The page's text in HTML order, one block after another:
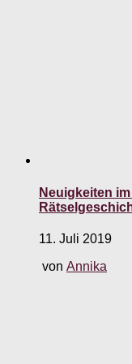
Neuigkeiten
11. Juli 2019
von Annika